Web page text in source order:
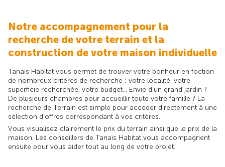
Notre accompagnement pour la
recherche de votre terrain et la
construction de votre maison individuelle
Tanaïs Habitat vous permet de trouver votre bonheur en foction
de nombreux critères de recherche : votre localité, votre
superficie recherchée, votre budget... Envie d'un grand jardin ?
De plusieurs chambres pour accueillir toute votre famille ? La
recherche de Terrain est simple pour accéder directement à une
sélection d'offres correspondant à vos critères.
Vous visualisez clairement le prix du terrain ainsi que le prix de la
maison. Les conseillers de Tanaïs Habitat vous accompagnent
ensuite pour vous aider tout au long de votre projet.